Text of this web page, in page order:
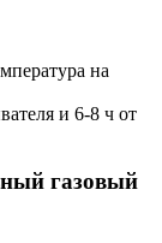
на
и 6-8 ч от
газовый